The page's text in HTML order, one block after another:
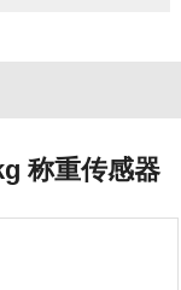
称重传感器